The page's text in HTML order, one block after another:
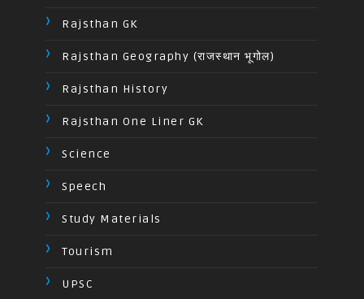
Rajsthan GK
Rajsthan Geography (राजस्थान भूगोल)
Rajsthan History
Rajsthan One Liner GK
Science
Speech
Study Materials
Tourism
UPSC